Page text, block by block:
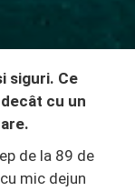
siguri. Ce
cu un
de la 89 de
mic dejun